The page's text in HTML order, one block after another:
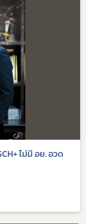
ไม่มี อย. อวด